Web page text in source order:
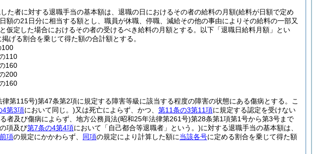
た者に対する退職手当の基本額は、退職の日におけるその者の給料の月額(給料が日額で定め
額の21日分に相当する額とし、職員が休職、停職、減給その他の事由によりその給料の一部又
仮定した場合におけるその者の受けるべき給料の月額とする。以下「退職日給料月額」とい
掲げる割合を乗じて得た額の合計額とする。
100
110
160
200
160
律第115号)第47条第2項に規定する障害等級に該当する程度の障害の状態にある傷病とする。こ
4第3項において同じ。)又は死亡によらず、かつ、 第11条の3第11項に規定する認定を受けない
者及び傷病によらず、地方公務員法(昭和25年法律第261号)第28条第1項第1号から第3号まで
項及び第7条の4第4項において「自己都合等退職者」という。)に対する退職手当の基本額は、
前項の規定にかかわらず、 同項の規定により計算した額に当該各号に定める割合を乗じて得た額